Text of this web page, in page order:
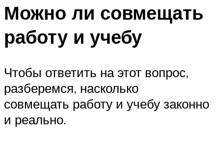
Можно ли совмещать
работу и учебу
Чтобы ответить на этот вопрос,
разберемся, насколько
совмещать работу и учебу законно
и реально.